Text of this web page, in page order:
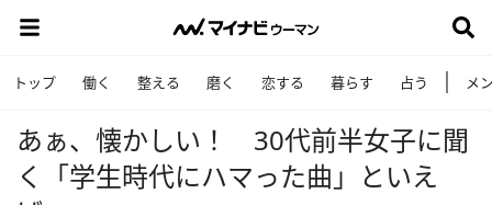
トップ 働く 整える 磨く 恋する 暮らす 占う メ
あぁ、懐かしい！ 30代前半女子に聞
く「学生時代にハマった曲」といえ